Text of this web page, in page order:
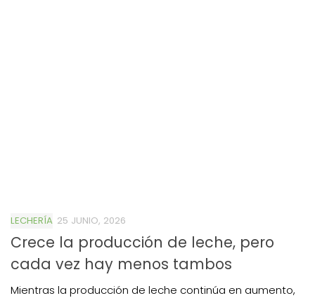
LECHERÍA 25 JUNIO, 2026
Crece la producción de leche, pero
cada vez hay menos tambos
Mientras la producción de leche continúa en aumento,